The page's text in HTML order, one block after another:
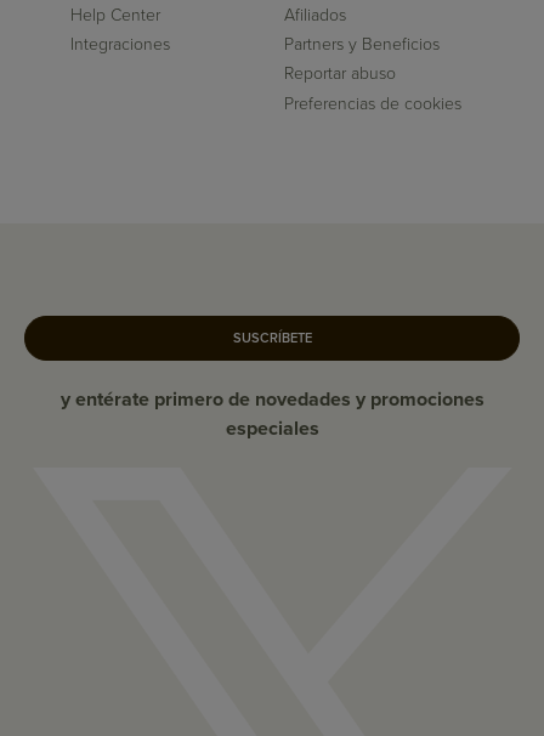
Help Center
Integraciones
Afiliados
Partners y Beneficios
Reportar abuso
Preferencias de cookies
SUSCRÍBETE
y entérate primero de novedades y promociones
especiales